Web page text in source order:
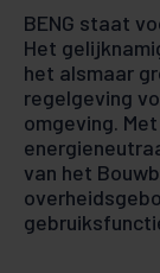
BENG staat
Het
het alsmaar
regelgeving
om­ge­­ving.
van het